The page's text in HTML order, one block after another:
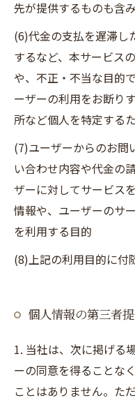
先が提供するものも含
(6)代金の支払を遅滞し
するなど、本サービス
や、不正・不当な目的
ーザーの利用をお断り
所など個人を特定する
(7)ユーザーからのお問
い合わせ内容や代金の
ザーに対してサービス
情報や、ユーザーのサ
を利用する目的
(8)上記の利用目的に付
個人情報の第三者
1. 当社は、次に掲げる
ーの同意を得ることな
ことはありません。た